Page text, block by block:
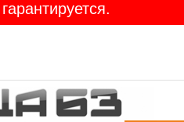
/ Ларгус 16-клап.